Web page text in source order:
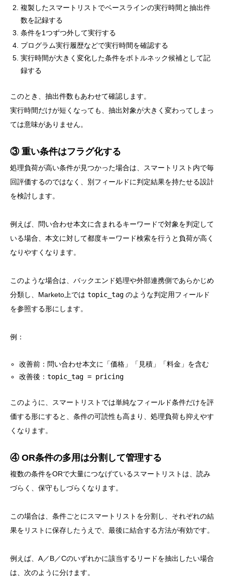
複製したスマートリストでベースラインの実行時間と抽出件
数を記録する
条件を1つずつ外して実行する
プログラム実行履歴などで実行時間を確認する
実行時間が大きく変化した条件をボトルネック候補として記
録する
このとき、抽出件数もあわせて確認します。
実行時間だけが短くなっても、抽出対象が大きく変わってしまっ
ては意味がありません。
③ 重い条件はフラグ化する
処理負荷が高い条件が見つかった場合は、スマートリスト内で毎
回評価するのではなく、別フィールドに判定結果を持たせる設計
を検討します。
例えば、問い合わせ本文に含まれるキーワードで対象を判定して
いる場合、本文に対して都度キーワード検索を行うと負荷が高く
なりやすくなります。
このような場合は、バックエンド処理や外部連携側であらかじめ
分類し、Marketo上では topic_tag のような判定用フィールド
を参照する形にします。
例：
改善前：問い合わせ本文に「価格」「見積」「料金」を含む
改善後：topic_tag = pricing
このように、スマートリストでは単純なフィールド条件だけを評
価する形にすると、条件の可読性も高まり、処理負荷も抑えやす
くなります。
④ OR条件の多用は分割して管理する
複数の条件をORで大量につなげているスマートリストは、読み
づらく、保守もしづらくなります。
この場合は、条件ごとにスマートリストを分割し、それぞれの結
果をリストに保存したうえで、最後に結合する方法が有効です。
例えば、A／B／Cのいずれかに該当するリードを抽出したい場合
は、次のように分けます。